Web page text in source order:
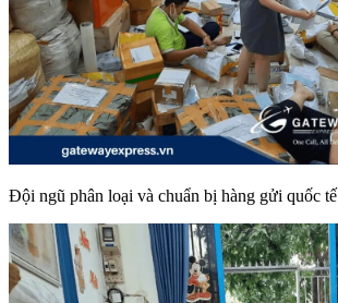
Đội ngũ phân loại và chuẩn bị hàng gửi quốc tế